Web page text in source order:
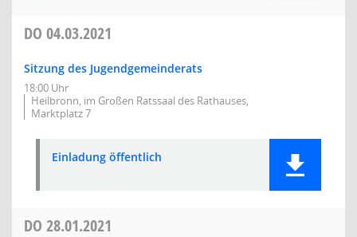
DO 04.03.2021
Sitzung des Jugendgemeinderats
18:00 Uhr
Heilbronn, im Großen Ratssaal des Rathauses,
Marktplatz 7
Einladung öffentlich
DO 28.01.2021